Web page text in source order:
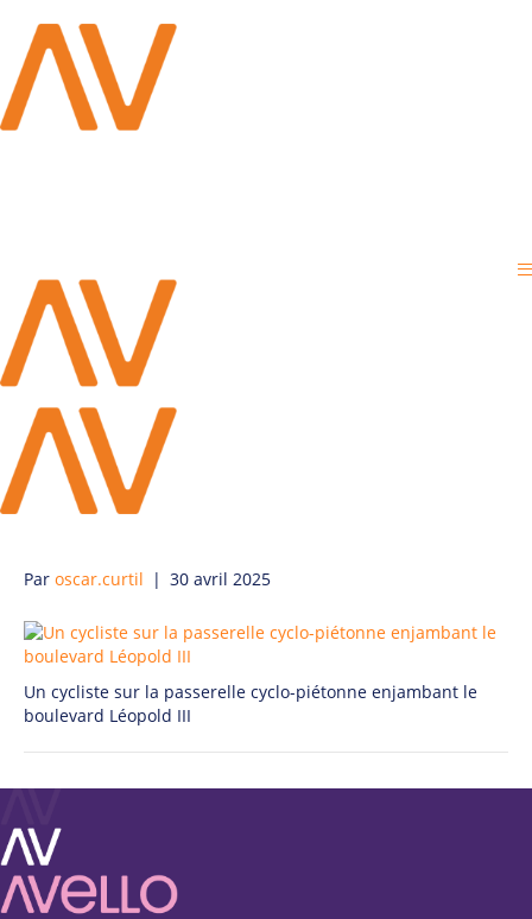
Par oscar.curtil | 30 avril 2025
Un cycliste sur la passerelle cyclo-piétonne enjambant le
boulevard Léopold III